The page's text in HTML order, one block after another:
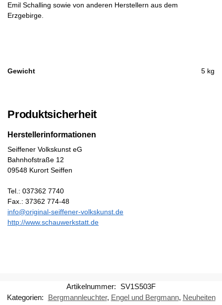
Emil Schalling sowie von anderen Herstellern aus dem
Erzgebirge.
Gewicht 5 kg
Produktsicherheit
Herstellerinformationen
Seiffener Volkskunst eG
Bahnhofstraße 12
09548 Kurort Seiffen
Tel.: 037362 7740
Fax.: 37362 774-48
info@original-seiffener-volkskunst.de
http://www.schauwerkstatt.de
Artikelnummer:
SV1S503F
Kategorien:
Bergmannleuchter, Engel und Bergmann, Neuheiten